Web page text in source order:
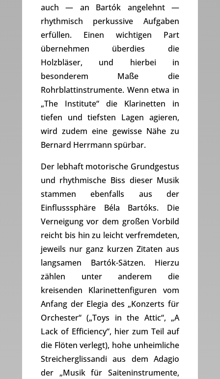
auch — an Bartók angelehnt —
rhythmisch perkussive Aufgaben
erfüllen. Einen wichtigen Part
übernehmen überdies die
Holzbläser, und hierbei in
besonderem Maße die
Rohrblattinstrumente. Wenn etwa in
„The Institute“ die Klarinetten in
tiefen und tiefsten Lagen agieren,
wird zudem eine gewisse Nähe zu
Bernard Herrmann spürbar.
Der lebhaft motorische Grundgestus
und rhythmische Biss dieser Musik
stammen ebenfalls aus der
Einflusssphäre Béla Bartóks. Die
Verneigung vor dem großen Vorbild
reicht bis hin zu leicht verfremdeten,
jeweils nur ganz kurzen Zitaten aus
langsamen Bartók-Sätzen. Hierzu
zählen unter anderem die
kreisenden Klarinettenfiguren vom
Anfang der Elegia des „Konzerts für
Orchester“ („Toys in the Attic“, „A
Lack of Efficiency“, hier zum Teil auf
die Flöten verlegt), hohe unheimliche
Streicherglissandi aus dem Adagio
der „Musik für Saiteninstrumente,